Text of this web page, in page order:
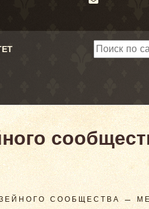
СООБЩЕСТВА —